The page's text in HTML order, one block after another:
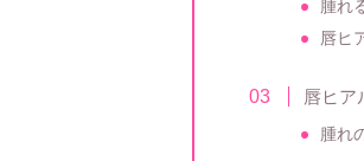
腫れ
唇ヒ
唇ヒア
腫れ